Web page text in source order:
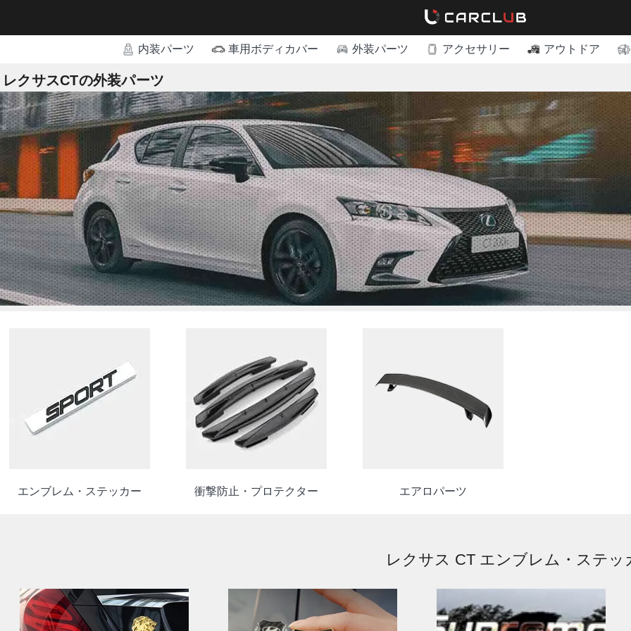
内装パーツ 車用ボディカバー 外装パーツ アクセサリー アウトドア
レクサスCTの外装パーツ
エンブレム・ステッカー 衝撃防止・プロテクター エアロパーツ
レクサス CT エンブレム・ステッ